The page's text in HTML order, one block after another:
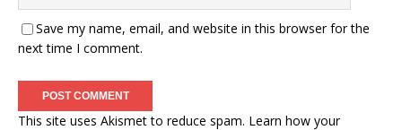
Save my name, email, and website in this browser for the
next time I comment.
This site uses Akismet to reduce spam. Learn how your